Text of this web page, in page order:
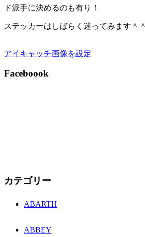
ド派手に決めるのも有り！
ステッカーはしばらく迷ってみます＾＾
アイキャッチ画像を設定
Faceboook
カテゴリー
ABARTH
ABBEY